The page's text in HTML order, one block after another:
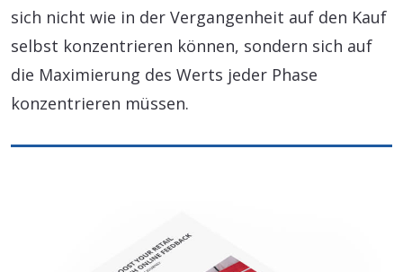
sich nicht wie in der Vergangenheit auf den Kauf
selbst konzentrieren können, sondern sich auf
die Maximierung des Werts jeder Phase
konzentrieren müssen.